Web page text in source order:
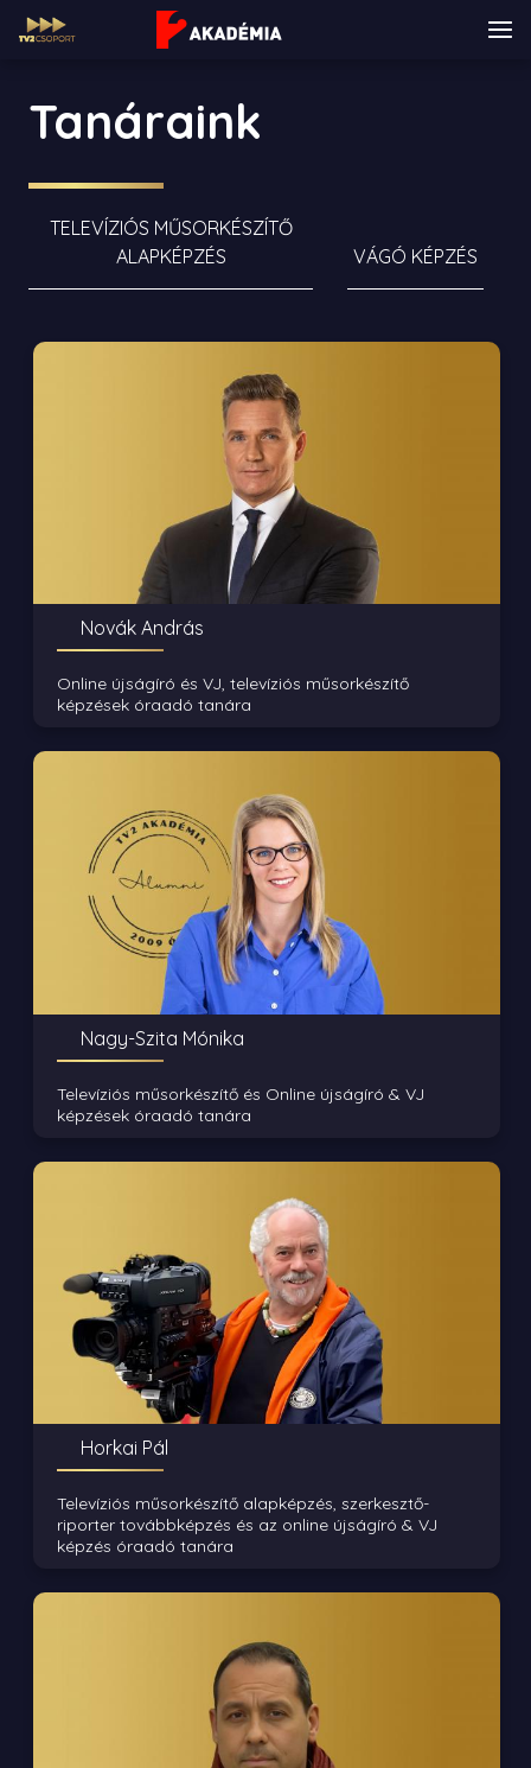
Tanáraink
TELEVÍZIÓS MŰSORKÉSZÍTŐ
ALAPKÉPZÉS
VÁGÓ KÉPZÉS
Novák András
Online újságíró és VJ, televíziós műsorkészítő
képzések óraadó tanára
Nagy-Szita Mónika
Televíziós műsorkészítő és Online újságíró & VJ
képzések óraadó tanára
Horkai Pál
Televíziós műsorkészítő alapképzés, szerkesztő-
riporter továbbképzés és az online újságíró & VJ
képzés óraadó tanára